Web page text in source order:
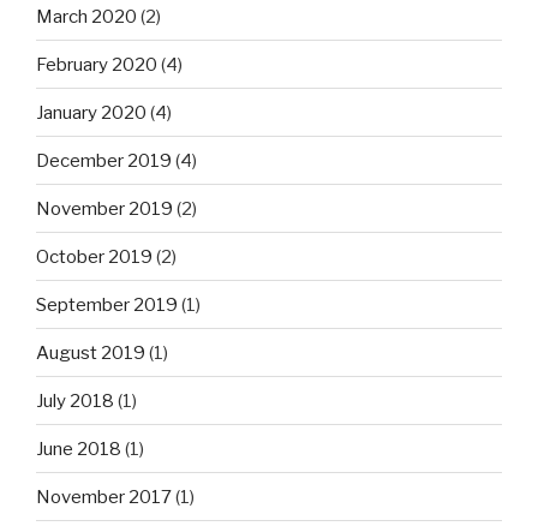
March 2020 (2)
February 2020 (4)
January 2020 (4)
December 2019 (4)
November 2019 (2)
October 2019 (2)
September 2019 (1)
August 2019 (1)
July 2018 (1)
June 2018 (1)
November 2017(1)